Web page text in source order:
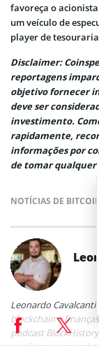
favoreça o
um veículo de
player de
Disclaimer:
reportagens
objetivo fornecer
deve ser
investimento.
rapidamente,
informações por
de tomar qualquer
NOTÍCIAS DE BITCOIN
Leonardo Cavalcanti
blockchain e
podcast